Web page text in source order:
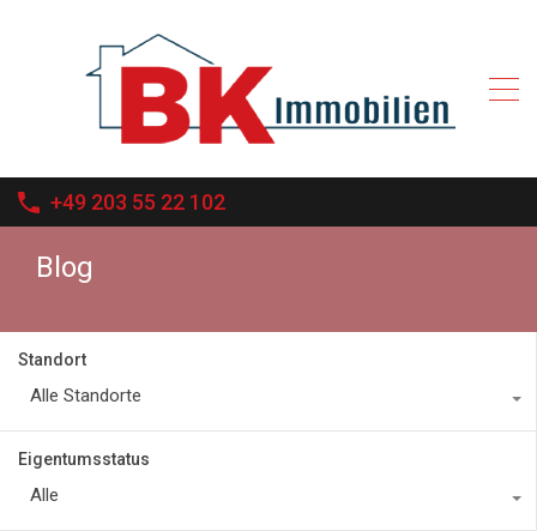
+49 203 55 22 102
Blog
Standort
Alle Standorte
Eigentumsstatus
Alle